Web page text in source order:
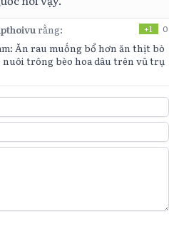
rằng: +1 0
Ăn rau muống bổ hơn ăn thịt bò
nuôi trông bèo hoa dâu trên vũ trụ